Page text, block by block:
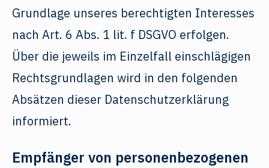
Grundlage unseres berechtigten Interesses
nach Art. 6 Abs. 1 lit. f DSGVO erfolgen.
Über die jeweils im Einzelfall einschlägigen
Rechtsgrundlagen wird in den folgenden
Absätzen dieser Datenschutzerklärung
informiert.
Empfänger von personenbezogenen